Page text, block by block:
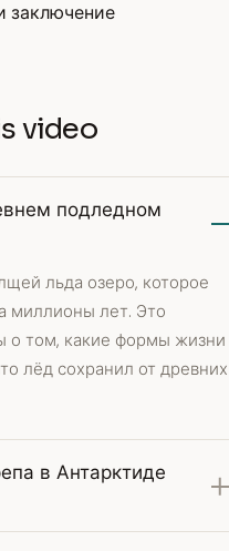
заключение
video
подледном
льда озеро, которое
миллионы лет. Это
о том, какие формы жизни
лёд сохранил от древних
в Антарктиде